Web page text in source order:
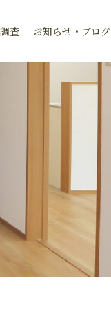
査 お知らせ・ブログ